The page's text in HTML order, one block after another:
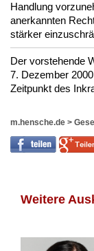
Handlung
anerkannten
stärker
Der vorstehende
7. Dezember
Zeitpunkt des
m.hensche.de >
Weitere